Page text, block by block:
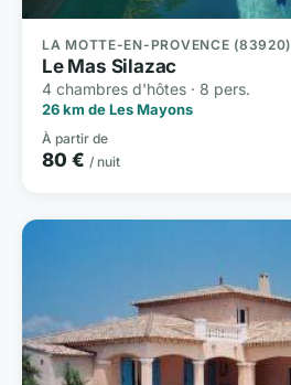
LA MOTTE-EN-PROVENCE (83920)
Le Mas Silazac
4 chambres d'hôtes · 8 pers.
26 km de Les Mayons
À partir de
80 € / nuit